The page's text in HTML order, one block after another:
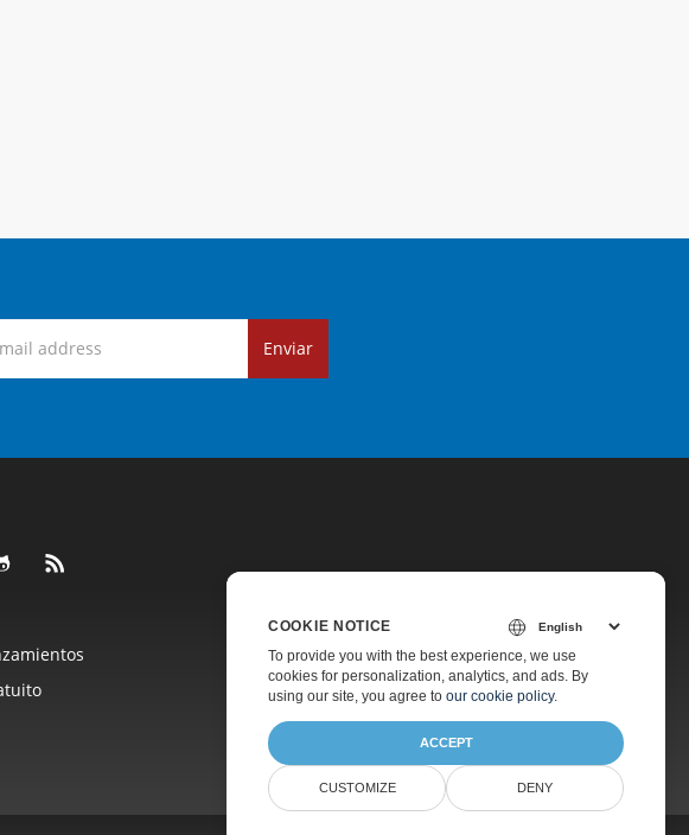
Enviar
Precios
Asesoramiento Gratuito
COOKIE NOTICE
To provide you with the best experience, we use
cookies for personalization, analytics, and ads. By
using our site, you agree to our cookie policy.
ACCEPT
CUSTOMIZE DENY